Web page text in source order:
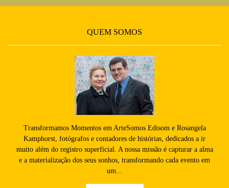
QUEM SOMOS
Transformamos Momentos em ArteSomos Edisom e Rosangela
Kamphorst, fotógrafos e contadores de histórias, dedicados a ir
muito além do registro superficial. A nossa missão é capturar a alma
e a materialização dos seus sonhos, transformando cada evento em
um...